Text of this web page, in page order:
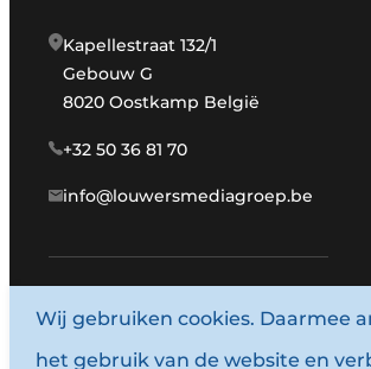
Kapellestraat 132/1
Gebouw G
8020 Oostkamp België
+32 50 36 81 70
info@louwersmediagroep.be
www.louwersmediagroep.com
© 1987 - 2026
Wij gebruiken cookies. Daarmee
het gebruik van de website en